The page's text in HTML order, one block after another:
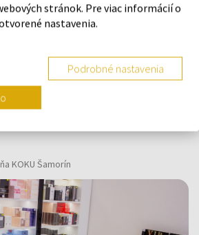
KOKU Šamorín
stránok. Pre viac informácií o
nastavenia.
Podrobné nastavenia